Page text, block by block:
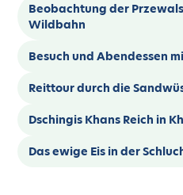
Beobachtung der
Wildbahn
Besuch und Abendessen
Reittour durch die
Dschingis Khans Reich in
Das ewige Eis in der